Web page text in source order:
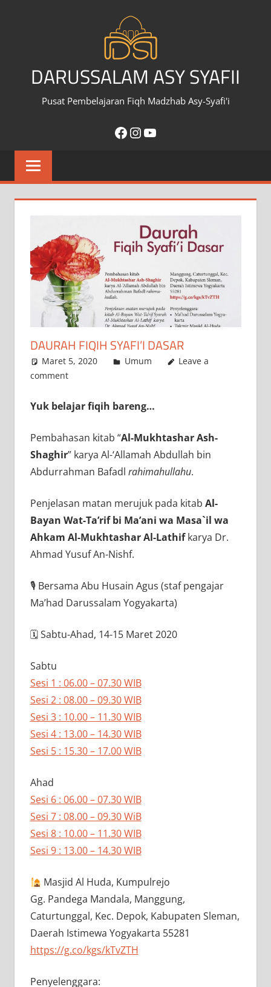
DARUSSALAM ASY SYAFII
Pusat Pembelajaran Fiqh Madzhab Asy-Syafi'i
Facebook
Instagram
YouTube
DAURAH FIQIH SYAFI’I DASAR
Maret 5, 2020 admin
Umum
Leave a
comment
Yuk belajar fiqih bareng…
Pembahasan kitab “Al-Mukhtashar Ash-
Shaghir” karya Al-‘Allamah Abdullah bin
Abdurrahman Bafadl rahimahullahu.
Penjelasan matan merujuk pada kitab Al-
Bayan Wat-Ta’rif bi Ma’ani wa Masa`il wa
Ahkam Al-Mukhtashar Al-Lathifkarya Dr.
Ahmad Yusuf An-Nishf.
🎙 Bersama Abu Husain Agus (staf pengajar
Ma’had Darussalam Yogyakarta)
🗓 Sabtu-Ahad, 14-15 Maret 2020
Sabtu
Sesi 1 : 06.00 – 07.30 WIB
Sesi 2 : 08.00 – 09.30 WIB
Sesi 3 : 10.00 – 11.30 WIB
Sesi 4 : 13.00 – 14.30 WIB
Sesi 5 : 15.30 – 17.00 WIB
Ahad
Sesi 6 : 06.00 – 07.30 WIB
Sesi 7 : 08.00 – 09.30 WiB
Sesi 8 : 10.00 – 11.30 WIB
Sesi 9 : 13.00 – 14.30 WIB
Masjid Al Huda, Kumpulrejo
Gg. Pandega Mandala, Manggung,
Caturtunggal, Kec. Depok, Kabupaten Sleman,
Daerah Istimewa Yogyakarta 55281
https://g.co/kgs/kTvZTH
Penyelenggara: